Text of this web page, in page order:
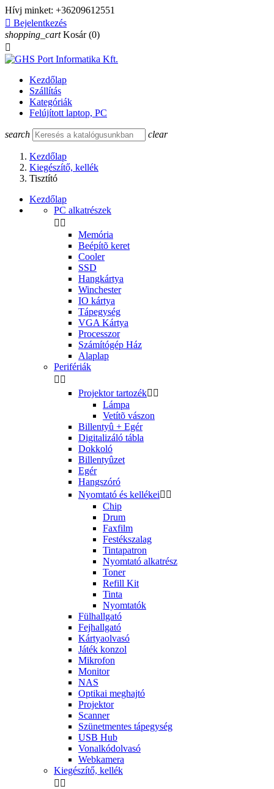
Hívj minket: +36209612551
 Bejelentkezés
shopping_cart Kosár (0)

Kezdőlap
Szállítás
Kategóriák
Felújított laptop, PC
search clear
Kezdőlap
Kiegészítő, kellék
Tisztító
Kezdőlap
PC alkatrészek
 
Memória
Beépítõ keret
Cooler
SSD
Hangkártya
Winchester
IO kártya
Tápegység
VGA Kártya
Processzor
Számítógép Ház
Alaplap
Perifériák
 
Projektor tartozék 
Lámpa
Vetítõ vászon
Billentyû + Egér
Digitalizáló tábla
Dokkoló
Billentyûzet
Egér
Hangszóró
Nyomtató és kellékei 
Chip
Drum
Faxfilm
Festékszalag
Tintapatron
Nyomtató alkatrész
Toner
Refill Kit
Tinta
Nyomtatók
Fülhallgató
Fejhallgató
Kártyaolvasó
Játék konzol
Mikrofon
Monitor
NAS
Optikai meghajtó
Projektor
Scanner
Szünetmentes tápegység
USB Hub
Vonalkódolvasó
Webkamera
Kiegészítő, kellék
 